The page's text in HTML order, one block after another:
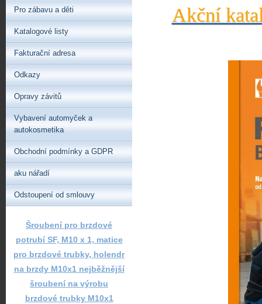
Akční
Pro zábavu a děti
Katalogové listy
Fakturační adresa
Odkazy
Opravy závitů
Vybavení automyček a
autokosmetika
Obchodní podmínky a GDPR
aku nářadí
Odstoupení od smlouvy
Šroubení pro brzdové
potrubí SF, M10 x 1, matice
pro brzdové trubky, holendr
na brzdy M10x1 nejběžnější
šroubení na výrobu
brzdové trubky M10x1